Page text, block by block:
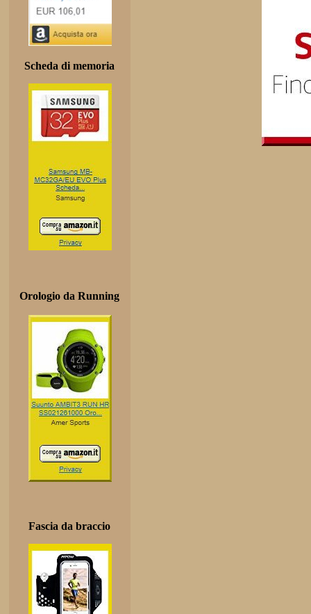
Scheda di memoria
Orologio da Running
Fascia da braccio